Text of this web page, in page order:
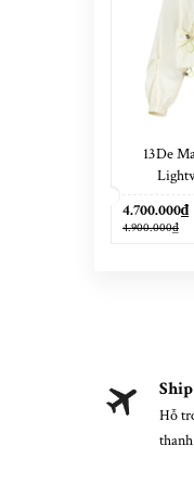
13De
4.700.000₫
4.900.000₫
Hỗ